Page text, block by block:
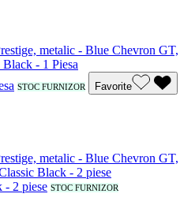
STOC FURNIZOR Favorite
- 2 piese STOC FURNIZOR